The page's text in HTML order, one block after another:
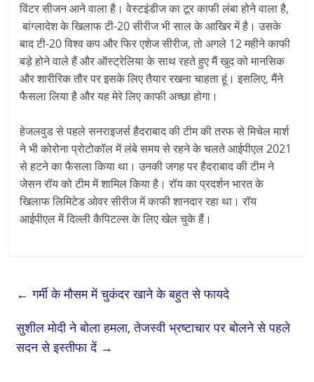
विंटर सीजन आने वाला है। वेस्टइंडीज का टूर काफी लंबा होने वाला है,
बांग्लादेश के खिलाफ टी-20 सीरीज भी साल के आखिर में है। उसके
बाद टी-20 विश्व कप और फिर एशेज सीरीज, तो अगले 12 महीने काफी
बड़े होने वाले हैं और ऑस्ट्रेलिया के साथ रहते हुए मैं खुद को मानसिक
और शारीरिक तौर पर इसके लिए तैयार रखना चाहता हूं। इसलिए, मैंने
फैसला लिया है और यह मेरे लिए काफी अच्छा होगा।
हेजलवुड से पहले सनराइजर्स हैदराबाद की टीम की तरफ से मिचेल मार्श
ने भी कोरोना प्रोटोकॉल में लंबे समय से रहने के चलते आईपीएल 2021
से हटने का फैसला किया था। उनकी जगह पर हैदराबाद की टीम ने
जेसन रॉय को टीम में शामिल किया है। रॉय का प्रदर्शन भारत के
खिलाफ लिमिटेड ओवर सीरीज में काफी शानदार रहा था। रॉय
आईपीएल में दिल्ली कैपिटल्स के लिए खेल चुके हैं।
← गर्मी के मौसम में चुकंदर खाने के बहुत से फायदे
सुशील मोदी ने बोला हमला, तेजस्वी भ्रष्टाचार पर बोलने से पहले
सदन से इस्तीफा दें →